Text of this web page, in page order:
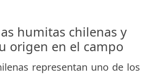
humitas chilenas y
origen en el campo
representan uno de los